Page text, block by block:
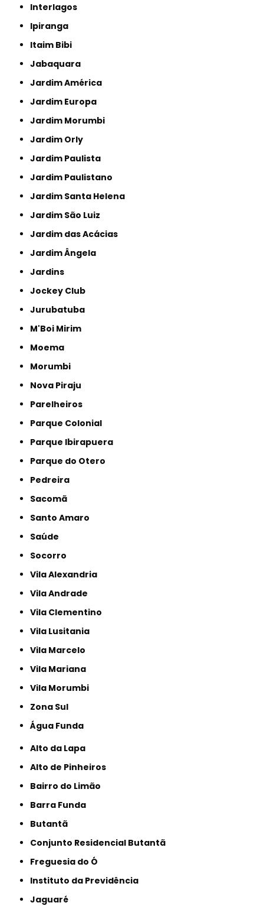
Interlagos
Ipiranga
Itaim Bibi
Jabaquara
Jardim América
Jardim Europa
Jardim Morumbi
Jardim Orly
Jardim Paulista
Jardim Paulistano
Jardim Santa Helena
Jardim São Luiz
Jardim das Acácias
Jardim Ângela
Jardins
Jockey Club
Jurubatuba
M'Boi Mirim
Moema
Morumbi
Nova Piraju
Parelheiros
Parque Colonial
Parque Ibirapuera
Parque do Otero
Pedreira
Sacomã
Santo Amaro
Saúde
Socorro
Vila Alexandria
Vila Andrade
Vila Clementino
Vila Lusitania
Vila Marcelo
Vila Mariana
Vila Morumbi
Zona Sul
Água Funda
Alto da Lapa
Alto de Pinheiros
Bairro do Limão
Barra Funda
Butantã
Conjunto Residencial Butantã
Freguesia do Ó
Instituto da Previdência
Jaguaré